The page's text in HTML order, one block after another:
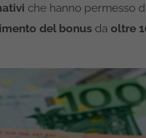
che hanno permesso
del bonus da oltre